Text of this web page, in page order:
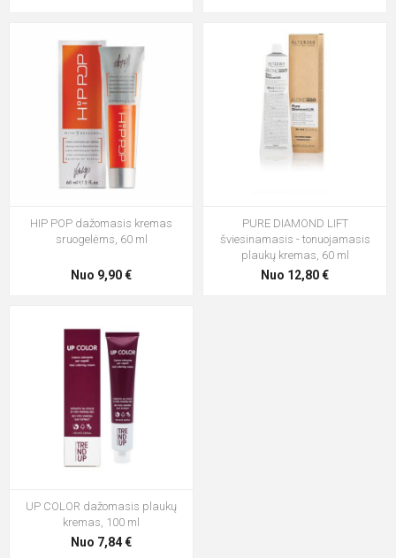
HIP POP dažomasis kremas
sruogelėms, 60 ml
Nuo 9,90 €
PURE DIAMOND LIFT
šviesinamasis - tonuojamasis
plaukų kremas, 60 ml
Nuo 12,80 €
UP COLOR dažomasis plaukų
kremas, 100 ml
Nuo 7,84 €